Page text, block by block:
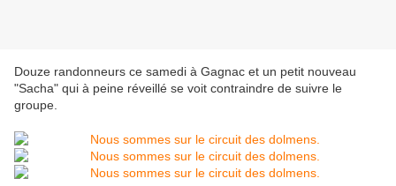
Douze randonneurs ce samedi à Gagnac et un petit nouveau
"Sacha" qui à peine réveillé se voit contraindre de suivre le
groupe.